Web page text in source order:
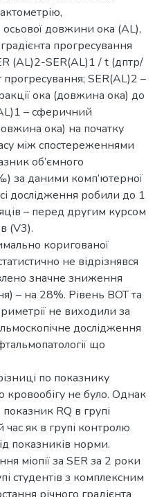
осьової довжини ока (AL),
прогресування
(AL)2-SЕR(AL)1 / t (дптр/
прогресування; SЕR(AL)2 –
ока (довжина ока) до
– сферичний
ока) на початку
між спостереженнями
об’ємного
за даними комп’ютерної
дослідження робили до 1
– перед другим курсом
(V3).
коригованої
не відрізнявся
значне зниження
– на 28%. Рівень ВОТ та
не виходили за
дослідження
що
по показнику
кровообігу не було. Однак
RQ в групі
час як в групі контролю
показників норми.
міопії за SER за 2 роки
студентів з комплексним